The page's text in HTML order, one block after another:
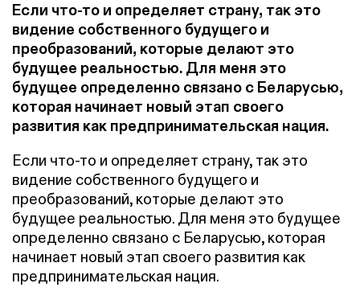
Если что-то и определяет страну, так это
видение собственного будущего и
преобразований, которые делают это
будущее реальностью. Для меня это
будущее определенно связано с Беларусью,
которая начинает новый этап своего
развития как предпринимательская нация.
Если что-то и определяет страну, так это
видение собственного будущего и
преобразований, которые делают это
будущее реальностью. Для меня это будущее
определенно связано с Беларусью, которая
начинает новый этап своего развития как
предпринимательская нация.